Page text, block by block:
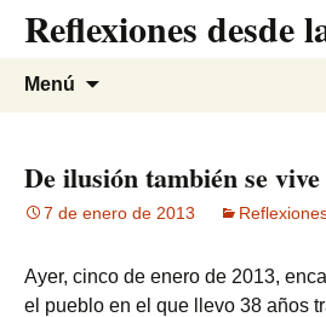
contenido
Reflexiones desde
Menú
De ilusión también se vive
7 de enero de 2013
Ayer, cinco de enero de 2013,
el pueblo en el que llevo 38 años